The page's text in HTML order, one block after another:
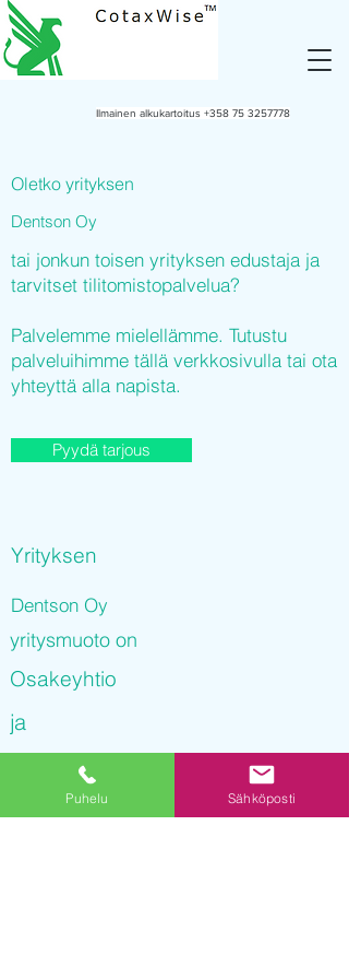
Ilmainen alkukartoitus +358 75 3257778
Oletko yrityksen
Dentson Oy
tai jonkun toisen yrityksen edustaja ja
tarvitset tilitomistopalvelua?
Palvelemme mielellämme. Tutustu
palveluihimme tällä verkkosivulla tai ota
yhteyttä alla napista.
Pyydä tarjous
Yrityksen
Dentson Oy
yritysmuoto on
Osakeyhtio
ja
Dentson Oy
on rekisteröity kaupparekisteriin
Puhelu Sähköposti